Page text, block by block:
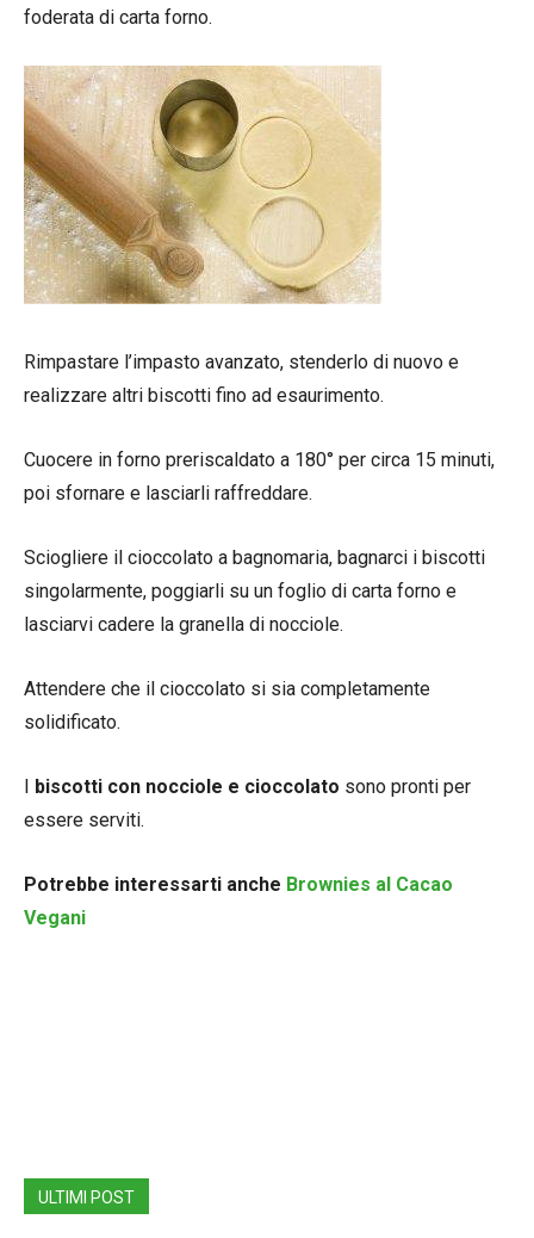
foderata di carta forno.
Rimpastare l’impasto avanzato, stenderlo di nuovo e
realizzare altri biscotti fino ad esaurimento.
Cuocere in forno preriscaldato a 180° per circa 15 minuti,
poi sfornare e lasciarli raffreddare.
Sciogliere il cioccolato a bagnomaria, bagnarci i biscotti
singolarmente, poggiarli su un foglio di carta forno e
lasciarvi cadere la granella di nocciole.
Attendere che il cioccolato si sia completamente
solidificato.
biscotti con nocciole e cioccolato sono pronti per
essere serviti.
Potrebbe interessarti anche Brownies al Cacao
Vegani
ULTIMI POST